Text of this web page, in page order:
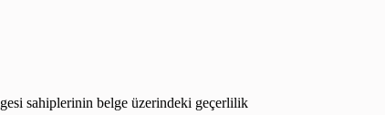
sahiplerinin belge üzerindeki geçerlilik